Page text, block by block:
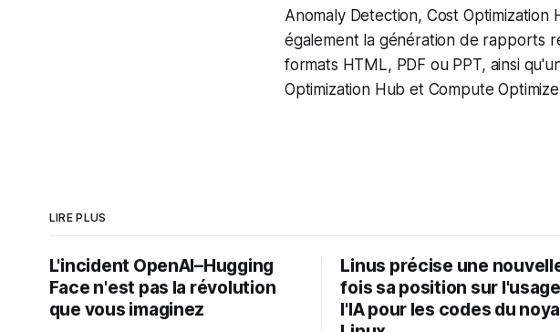
Anomaly Detection, Cost
également la génération de rapports
formats HTML, PDF ou PPT, ainsi
Optimization Hub et Compute
LIRE PLUS
L'incident OpenAI–Hugging
Face n'est pas la révolution
que vous imaginez
Linus précise une
fois sa position sur
l'IA pour les codes du